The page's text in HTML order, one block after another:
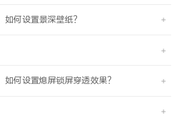
何设置景深壁纸？
何设置熄屏锁屏穿透效果？